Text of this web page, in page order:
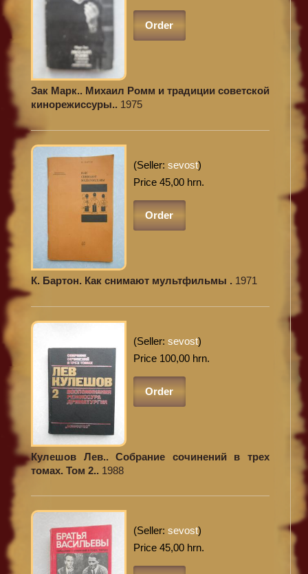
Order
Зак Марк.. Михаил Ромм и традиции советской
кинорежиссуры.. 1975
(Seller: sevost)
Price 45,00 hrn.
Order
К. Бартон. Как снимают мультфильмы . 1971
(Seller: sevost)
Price 100,00 hrn.
Order
Кулешов Лев.. Собрание сочинений в трех
томах. Том 2.. 1988
(Seller: sevost)
Price 45,00 hrn.